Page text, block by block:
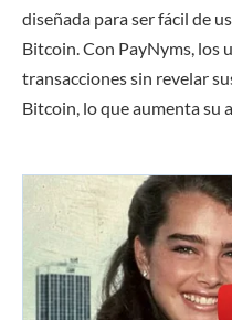
diseñada para ser fácil de
Bitcoin. Con PayNyms, los
transacciones sin revelar
Bitcoin, lo que aumenta su